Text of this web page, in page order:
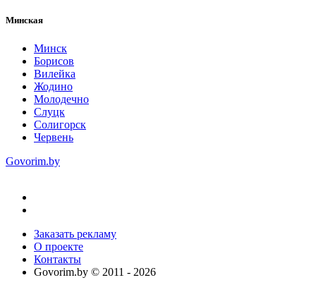
Минская
Минск
Борисов
Вилейка
Жодино
Молодечно
Слуцк
Солигорск
Червень
Govorim.by
Заказать рекламу
О проекте
Контакты
Govorim.by © 2011 - 2026